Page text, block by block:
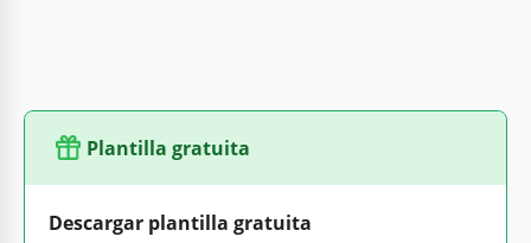
Plantilla gratuita
Descargar plantilla gratuita